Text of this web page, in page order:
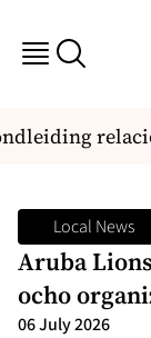
Local News
Aruba
ocho
06 July 2026